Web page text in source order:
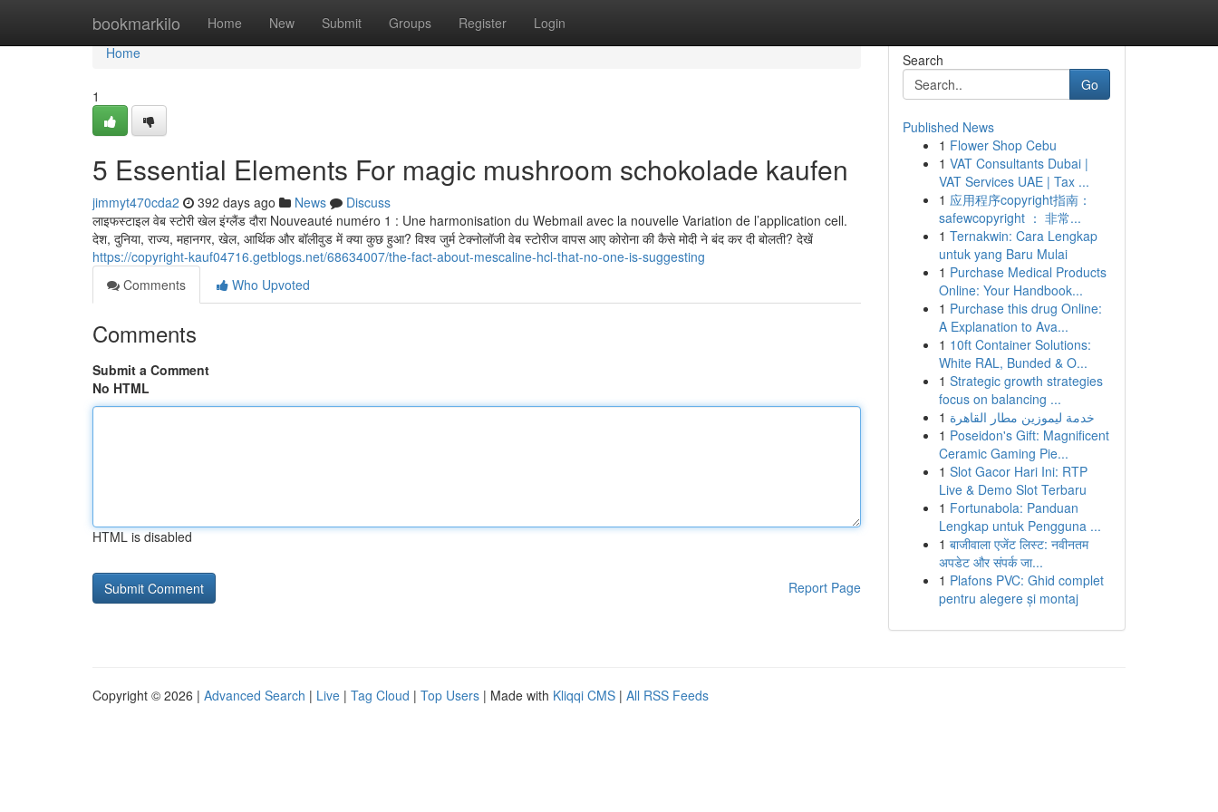
bookmarkilo Home New Submit Groups Register Login
Home
Home
1
5 Essential Elements For magic mushroom schokolade kaufen
jimmyt470cda2 392 days ago News
Discuss
लाइफस्टाइल वेब स्टोरी खेल इंग्लैंड दौरा Nouveauté numéro 1 : Une harmonisation du Webmail avec la nouvelle Variation de l’application cell.
देश, दुनिया, राज्य, महानगर, खेल, आर्थिक और बॉलीवुड में क्या कुछ हुआ? विश्व जुर्म टेक्नोलॉजी वेब स्टोरीज वापस आए कोरोना की कैसे मोदी ने बंद कर दी बोलती? देखें
https://copyright-kauf04716.getblogs.net/68634007/the-fact-about-mescaline-hcl-that-no-one-is-suggesting
Comments
Who Upvoted
Comments
Submit a Comment
No HTML
HTML is disabled
Report Page
Search
Go
Published News
1 Flower Shop Cebu
1 VAT Consultants Dubai |
VAT Services UAE | Tax ...
1 应用程序copyright指南：
safewcopyright ： 非常...
1 Ternakwin: Cara Lengkap
untuk yang Baru Mulai
1 Purchase Medical Products
Online: Your Handbook...
1 Purchase this drug Online:
A Explanation to Ava...
1 10ft Container Solutions:
White RAL, Bunded & O...
1 Strategic growth strategies
focus on balancing ...
1 خدمة ليموزين مطار القاهرة
1 Poseidon's Gift: Magnificent
Ceramic Gaming Pie...
1 Slot Gacor Hari Ini: RTP
Live & Demo Slot Terbaru
1 Fortunabola: Panduan
Lengkap untuk Pengguna ...
1 बाजीवाला एजेंट लिस्ट: नवीनतम
अपडेट और संपर्क जा...
1 Plafons PVC: Ghid complet
pentru alegere și montaj
Copyright © 2026 | Advanced Search | Live | Tag Cloud | Top Users | Made with Kliqqi CMS | All RSS Feeds